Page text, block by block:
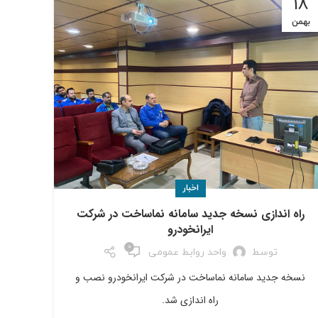
18
بهمن
اخبار
راه اندازي نسخه جديد سامانه نماساخت در شركت
ايرانخودرو
توسط واحد روابط عمومی 0
نسخه جديد سامانه نماساخت در شركت ايرانخودرو نصب و
راه اندازي شد.